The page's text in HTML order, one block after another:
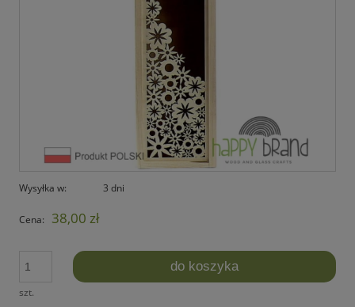
Wysyłka w: 3 dni
Cena: 38,00 zł
szt.
do koszyka